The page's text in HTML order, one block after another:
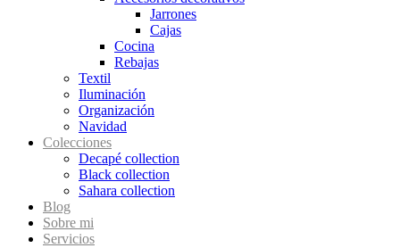
Jarrones
Cajas
Cocina
Rebajas
Textil
Iluminación
Organización
Navidad
Colecciones
Decapé collection
Black collection
Sahara collection
Blog
Sobre mi
Servicios